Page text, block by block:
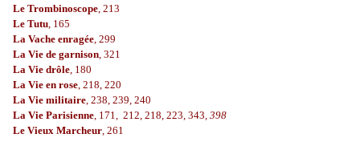
Le Trombinoscope, 213
Le Tutu, 165
La Vache enragée, 299
La Vie de garnison, 321
La Vie drôle, 180
La Vie en rose, 218, 220
La Vie militaire, 238, 239, 240
La Vie Parisienne, 171, 212, 218, 223, 343, 398
Le Vieux Marcheur, 261